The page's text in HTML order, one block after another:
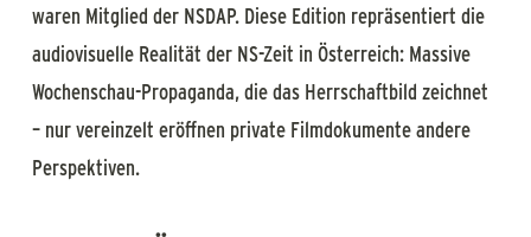
waren Mitglied der NSDAP. Diese Edition repräsentiert die
audiovisuelle Realität der NS-Zeit in Österreich: Massive
Wochenschau-Propaganda, die das Herrschaftbild zeichnet
– nur vereinzelt eröffnen private Filmdokumente andere
Perspektiven.